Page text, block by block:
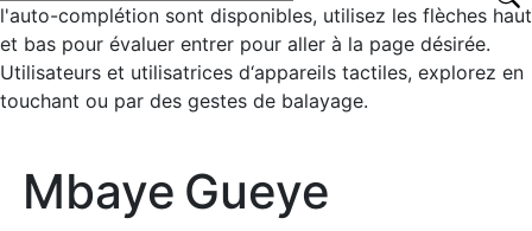
:l'auto-complétion sont disponibles, utilisez les flèches haut
et bas pour évaluer entrer pour aller à la page désirée.
Utilisateurs et utilisatrices d‘appareils tactiles, explorez en
touchant ou par des gestes de balayage.
Mbaye Gueye